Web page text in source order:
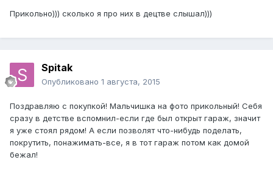
Прикольно))) сколько я про них в децтве слышал)))
Spitak
Опубликовано 1 августа, 2015
Поздравляю с покупкой! Мальчишка на фото прикольный! Себя
сразу в детстве вспомнил-если где был открыт гараж, значит
я уже стоял рядом! А если позволят что-нибудь поделать,
покрутить, понажимать-все, я в тот гараж потом как домой
бежал!